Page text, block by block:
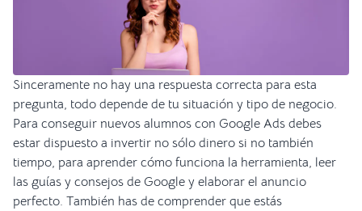
Sinceramente no hay una respuesta correcta para esta
pregunta, todo depende de tu situación y tipo de negocio.
Para conseguir nuevos alumnos con Google Ads debes
estar dispuesto a invertir no sólo dinero si no también
tiempo, para aprender cómo funciona la herramienta, leer
las guías y consejos de Google y elaborar el anuncio
perfecto. También has de comprender que estás